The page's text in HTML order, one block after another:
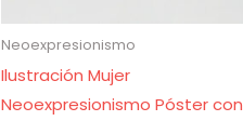
Neoexpresionismo
Ilustración Mujer
Neoexpresionismo Póster con